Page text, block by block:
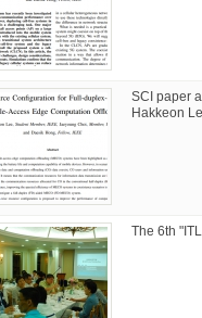
SCI paper
Hakkeon
The 6th